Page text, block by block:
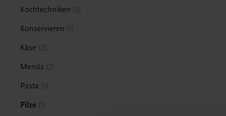
Kochtechniken 3
Konservieren 1
Käse 2
Menüs 2
Pasta 1
Pilze 1